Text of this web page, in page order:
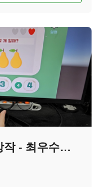
[2025년 공모전 수상작 - 최우수상] 근감소증 및 파킨슨병 환자를 위한 악력 재활 보조기기 및 재활콘텐츠